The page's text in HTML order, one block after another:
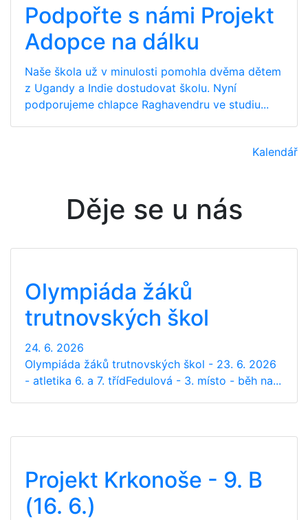
Podpořte s námi Projekt
Adopce na dálku
Naše škola už v minulosti pomohla dvěma dětem
z Ugandy a Indie dostudovat školu. Nyní
podporujeme chlapce Raghavendru ve studiu...
Kalendář
Děje se u nás
Olympiáda žáků
trutnovských škol
24. 6. 2026
Olympiáda žáků trutnovských škol - 23. 6. 2026
- atletika 6. a 7. třídFedulová - 3. místo - běh na...
Projekt Krkonoše - 9. B
(16. 6.)